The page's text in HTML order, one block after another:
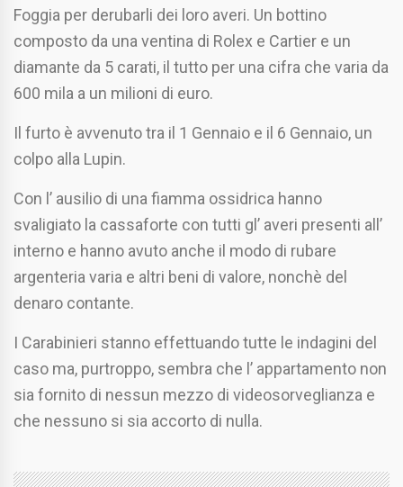
Foggia per derubarli dei loro averi. Un bottino
composto da una ventina di Rolex e Cartier e un
diamante da 5 carati, il tutto per una cifra che varia da
600 mila a un milioni di euro.
Il furto è avvenuto tra il 1 Gennaio e il 6 Gennaio, un
colpo alla Lupin.
Con l’ ausilio di una fiamma ossidrica hanno
svaligiato la cassaforte con tutti gl’ averi presenti all’
interno e hanno avuto anche il modo di rubare
argenteria varia e altri beni di valore, nonchè del
denaro contante.
I Carabinieri stanno effettuando tutte le indagini del
caso ma, purtroppo, sembra che l’ appartamento non
sia fornito di nessun mezzo di videosorveglianza e
che nessuno si sia accorto di nulla.